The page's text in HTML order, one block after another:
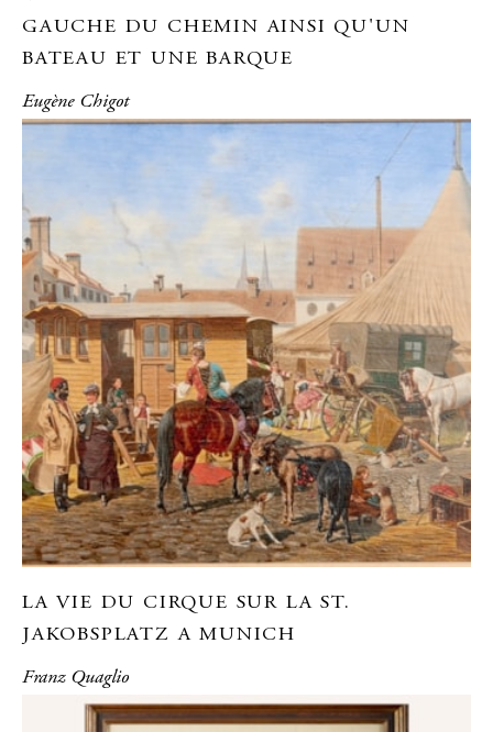
GAUCHE DU CHEMIN AINSI QU'UN
BATEAU ET UNE BARQUE
Eugène Chigot
LA VIE DU CIRQUE SUR LA ST.
JAKOBSPLATZ A MUNICH
Franz Quaglio